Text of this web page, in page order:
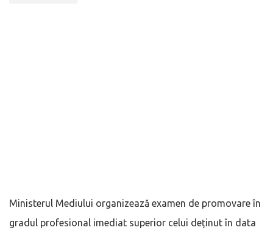
Ministerul Mediului organizează examen de promovare în
gradul profesional imediat superior celui deținut în data